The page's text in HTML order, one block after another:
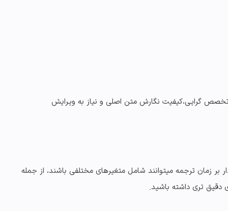
گرایی،کیفیت نگارش متن اصلی و نیاز به ویرایش
بر زمان ترجمه میتوانند شامل متغیرهای مختلفی باشند، از جمله
دقیق تری داشته باشید.